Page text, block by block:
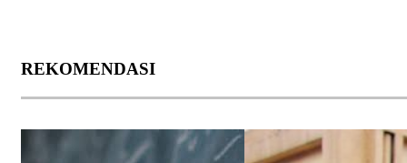
REKOMENDASI